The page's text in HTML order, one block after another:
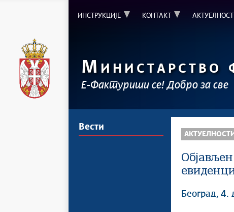
ИНСТРУКЦИЈЕ КОНТАКТ
М ИНИСТАРСТВО
Е-Фактуриши се! Добро за све
Вести
АКТУЕЛНОСТИ
Београд,